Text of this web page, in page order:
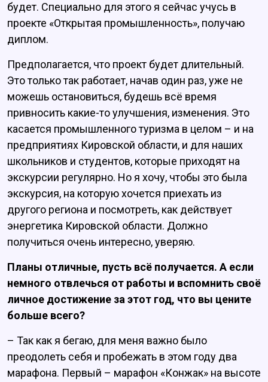
будет. Специально для этого я сейчас учусь в
проекте «Открытая промышленность», получаю
диплом.
Предполагается, что проект будет длительный.
Это только так работает, начав один раз, уже не
можешь остановиться, будешь всё время
привносить какие-то улучшения, изменения. Это
касается промышленного туризма в целом – и на
предприятиях Кировской области, и для наших
школьников и студентов, которые приходят на
экскурсии регулярно. Но я хочу, чтобы это была
экскурсия, на которую хочется приехать из
другого региона и посмотреть, как действует
энергетика Кировской области. Должно
получиться очень интересно, уверяю.
Планы отличные, пусть всё получается. А если
немного отвлечься от работы и вспомнить своё
личное достижение за этот год, что вы цените
больше всего?
– Так как я бегаю, для меня важно было
преодолеть себя и пробежать в этом году два
марафона. Первый – марафон «Конжак» на высоте